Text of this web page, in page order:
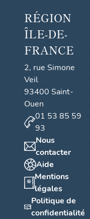
RÉGION
ÎLE-DE-
FRANCE
2, rue Simone
Veil
93400 Saint-
Ouen
01 53 85 59
93
Nous
contacter
Aide
Mentions
légales
Politique de
confidentialité